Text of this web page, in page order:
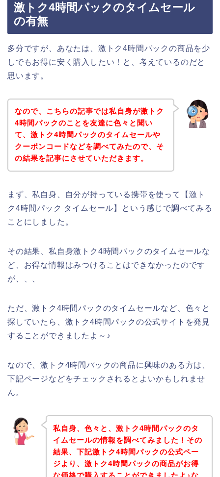
激トク4時間パックのタイムセール
の有無
多分ですが、あなたは、激トク4時間パックの商品を少
しでもお得に安く購入したい！と、考えているのだと
思います。
なので、こちらの記事では私自身が激トク
4時間パックのことを友達に色々と聞い
て、激トク4時間パックのタイムセールや
クーポンコードなどを調べてみたので、そ
の結果を記事にさせていただきます。
まず、私自身、自分が持っている携帯を使って【激ト
ク4時間パック タイムセール】という感じで調べてみる
ことにしました。
その結果、私自身激トク4時間パックのタイムセールな
ど、お得な情報はみつけることはできなかったのです
が、、、
ただ、激トク4時間パックのタイムセールなど、色々と
探していたら、激トク4時間パックの公式サイトを発見
することができましたよ～♪
なので、激トク4時間パックの商品に興味のある方は、
下記ページなどをチェックされるとよいかもしれませ
ん。
私自身、色々と、激トク4時間パックのタ
イムセールの情報を調べてみました！その
結果、下記激トク4時間パックの公式ペー
ジより、激トク4時間パックの商品がお得
な価格で購入することができましたよ♪な